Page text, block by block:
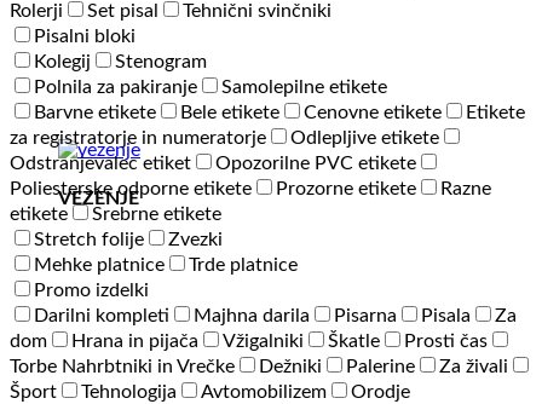
VEZENJE
Rolerji
Set pisal
Tehnični svinčniki
Pisalni bloki
Kolegij
Stenogram
Polnila za pakiranje
Samolepilne etikete
Barvne etikete
Bele etikete Cenovne etikete
Etikete
za registratorje in numeratorje
Odlepljive etikete
Odstranjevalec etiket
Opozorilne PVC etikete
Poliesterske odporne etikete
Prozorne etikete
Razne
etikete
Srebrne etikete
Stretch folije
Zvezki
Mehke platnice
Trde platnice
Promo izdelki
Darilni kompleti
Majhna darila Pisarna Pisala
Za
dom
Hrana in pijača Vžigalniki Škatle
Prosti čas
Torbe Nahrbtniki in Vrečke
Dežniki Palerine
Za živali
Šport
Tehnologija Avtomobilizem
Orodje